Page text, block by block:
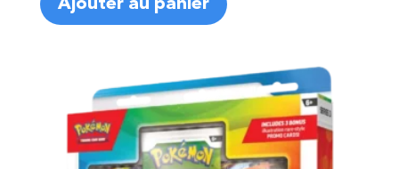
Ajouter au panier